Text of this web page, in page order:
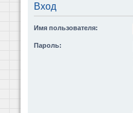
Вход
Имя пользователя:
Пароль: